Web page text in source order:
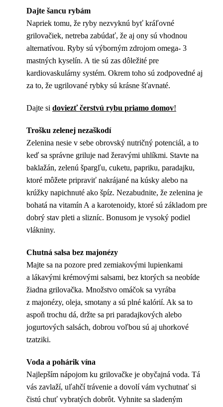
Dajte šancu rybám
Napriek tomu, že ryby nezvyknú byť kráľovné
grilovačiek, netreba zabúdať, že aj ony sú vhodnou
alternatívou. Ryby sú výborným zdrojom omega- 3
mastných kyselín. A tie sú zas dôležité pre
kardiovaskulárny systém. Okrem toho sú zodpovedné aj
za to, že ugrilované rybky sú krásne šťavnaté.
Dajte si doviezť čerstvú rybu priamo domov!
Trošku zelenej nezaškodí
Zelenina nesie v sebe obrovský nutričný potenciál, a to
keď sa správne griluje nad žeravými uhlíkmi. Stavte na
baklažán, zelenú špargľu, cuketu, papriku, paradajku,
ktoré môžete pripraviť nakrájané na kúsky alebo na
krúžky napichnuté ako špíz. Nezabudnite, že zelenina je
bohatá na vitamín A a karotenoidy, ktoré sú základom pre
dobrý stav pleti a slizníc. Bonusom je vysoký podiel
vlákniny.
Chutná salsa bez majonézy
Majte sa na pozore pred zemiakovými lupienkami
a lákavými krémovými salsami, bez ktorých sa neobíde
žiadna grilovačka. Množstvo omáčok sa vyrába
z majonézy, oleja, smotany a sú plné kalórií. Ak sa to
aspoň trochu dá, držte sa pri paradajkových alebo
jogurtových salsách, dobrou voľbou sú aj uhorkové
tzatziki.
Voda a pohárik vína
Najlepším nápojom ku grilovačke je obyčajná voda. Tá
vás zavlaží, uľahčí trávenie a dovolí vám vychutnať si
čistú chuť vybratých dobrôt. Vyhnite sa sladeným